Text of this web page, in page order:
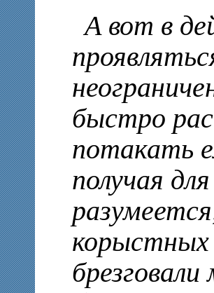
А вот в
быстро
потакать
получая
корыстных